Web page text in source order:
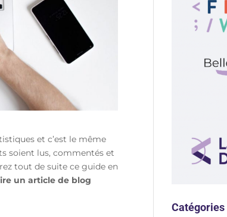
et c’est le même
soient lus, commentés et
tout de suite ce guide en
un article de blog
Catégories